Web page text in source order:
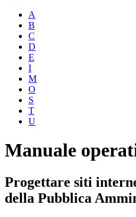
A
B
C
D
E
I
M
O
S
T
U
Manuale
Progettare siti
della Pubblica